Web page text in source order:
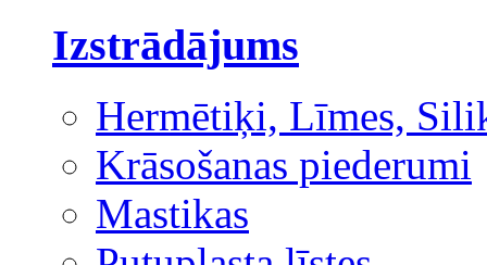
Izstrādājums
Hermētiķi, Līmes,
Krāsošanas piederumi
Mastikas